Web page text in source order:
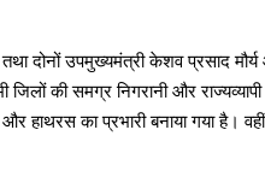
दोनों उपमुख्यमंत्री केशव प्रसाद
की समग्र निगरानी और राज्यव्यापी
और हाथरस का प्रभारी बनाया गया है।